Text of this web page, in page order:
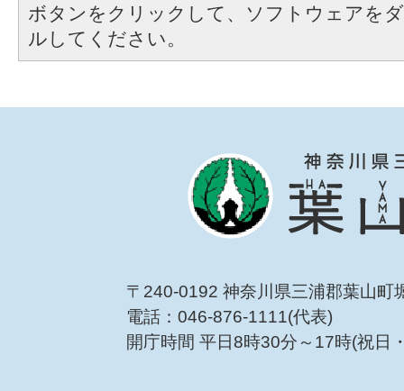
ボタンをクリックして、ソフトウェアを
ルしてください。
〒240-0192 神奈川県三浦郡葉山町
電話：046-876-1111(代表)
開庁時間 平日8時30分～17時(祝日